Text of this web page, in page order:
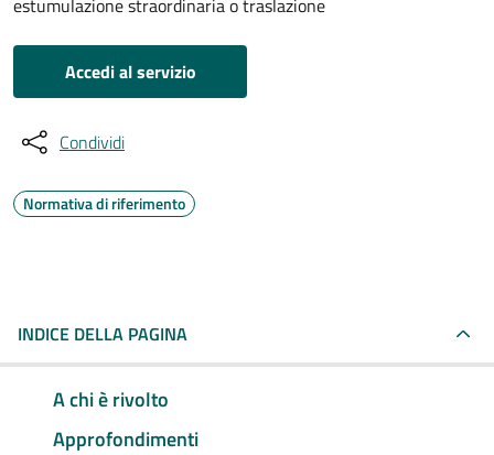
estumulazione straordinaria o traslazione
Accedi al servizio
Condividi
Normativa di riferimento
INDICE DELLA PAGINA
A chi è rivolto
Approfondimenti